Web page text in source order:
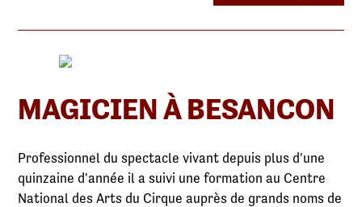
MAGICIEN À BESANCON
Professionnel du spectacle vivant depuis plus d'une
quinzaine d'année il a suivi une formation au Centre
National des Arts du Cirque auprès de grands noms de